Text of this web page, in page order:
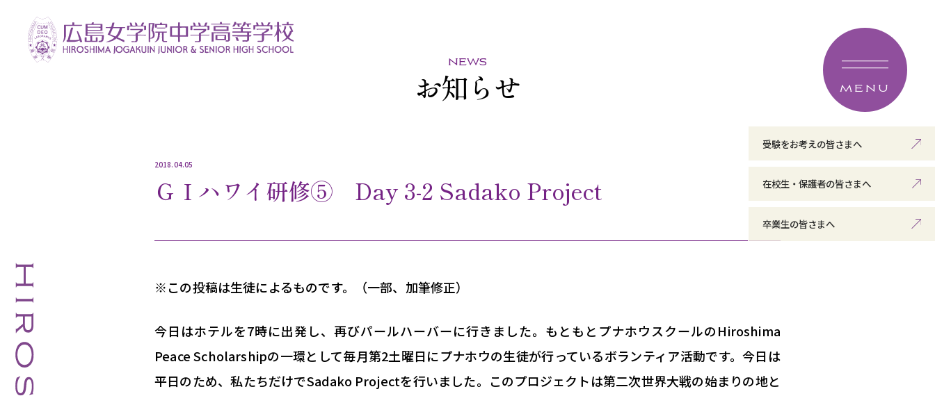
MENU
受験をお考えの皆さまへ
在校生・保護者の皆さまへ
卒業生の皆さまへ
news
お知らせ
2018.04.05
ＧＩハワイ研修⑤ Day 3-2 Sadako Project
※この投稿は生徒によるものです。（一部、加筆修正）
今日はホテルを7時に出発し、再びパールハーバーに行きました。もともとプナホウスクールのHiroshima
Peace Scholarshipの一環として毎月第2土曜日にプナホウの生徒が行っているボランティア活動です。今日は
平日のため、私たちだけでSadako Projectを行いました。このプロジェクトは第二次世界大戦の始まりの地と